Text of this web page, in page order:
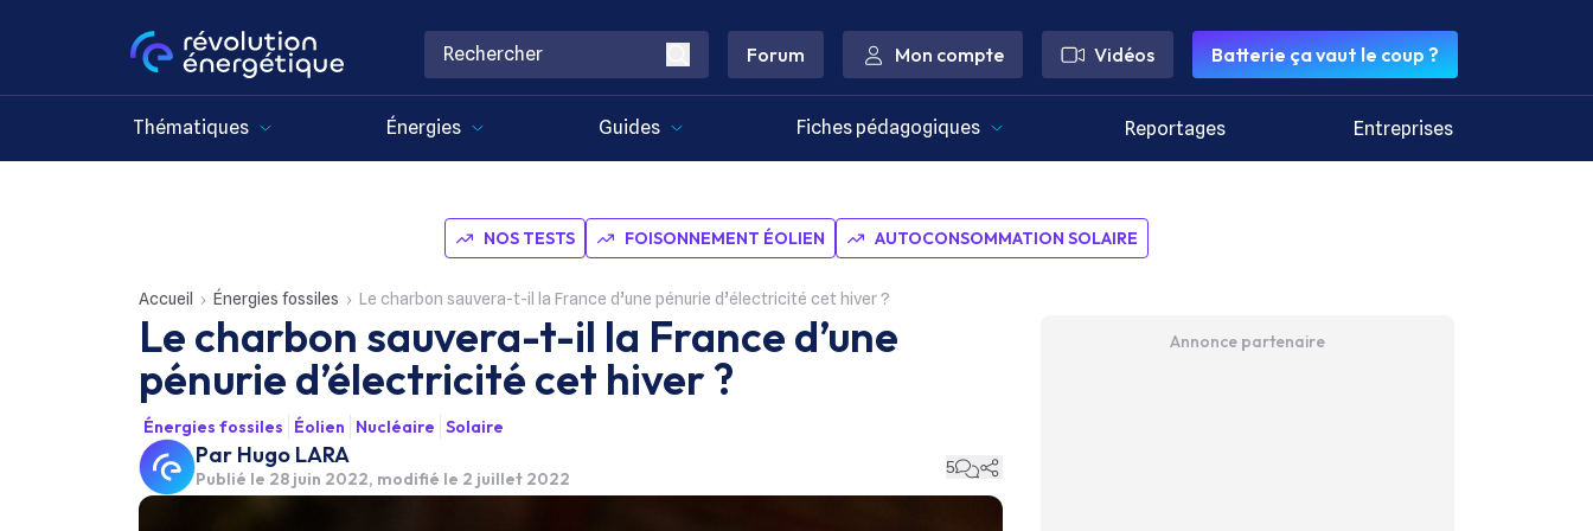
Forum Mon compte Vidéos Batterie ça vaut le coup ?
Thématiques Énergies Guides Fiches pédagogiques Reportages Entreprises
NOS TESTS FOISONNEMENT ÉOLIEN AUTOCONSOMMATION SOLAIRE
Accueil Énergies fossiles Le charbon sauvera-t-il la France d’une pénurie d’électricité cet hiver ?
Le charbon sauvera-t-il la France d’une
pénurie d’électricité cet hiver ?
Énergies fossiles Éolien Nucléaire Solaire
Par Hugo LARA
Publié le 28 juin 2022, modifié le 2 juillet 2022
5
Annonce partenaire